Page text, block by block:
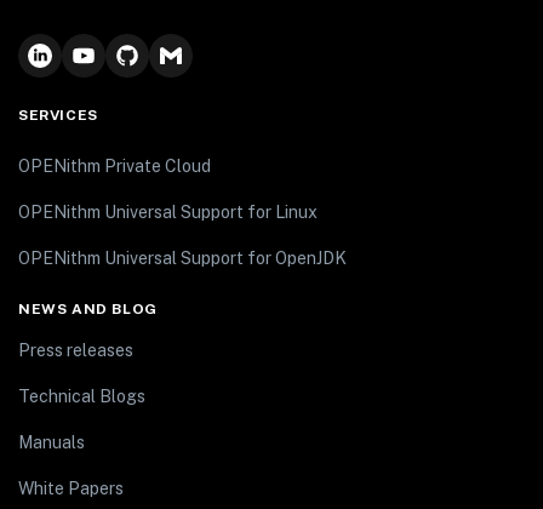
SERVICES
OPENithm Private Cloud
OPENithm Universal Support for Linux
OPENithm Universal Support for OpenJDK
NEWS AND BLOG
Press releases
Technical Blogs
Manuals
White Papers